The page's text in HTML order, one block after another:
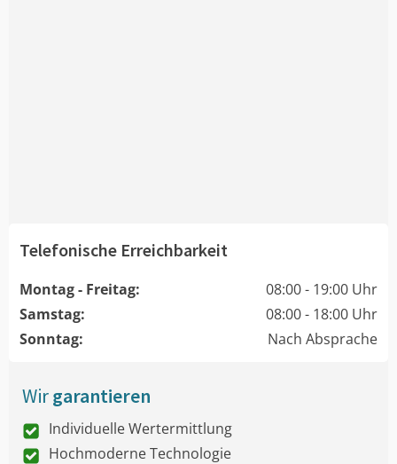
Telefonische Erreichbarkeit
Montag - Freitag:
08:00 - 19:00 Uhr
Samstag:
08:00 - 18:00 Uhr
Sonntag:
Nach Absprache
Wirgarantieren
Individuelle Wertermittlung
Hochmoderne Technologie